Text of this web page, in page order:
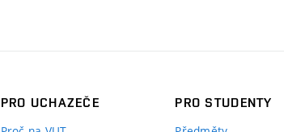
PRO UCHAZEČE
PRO STUDENTY